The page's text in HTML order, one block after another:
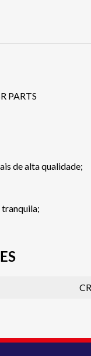
PARTS
de alta qualidade;
tranquila;